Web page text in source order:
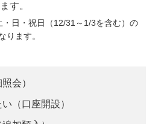
す。
日・祝日（12/31～1/3を含む）の
ります。
会）
（口座開設）